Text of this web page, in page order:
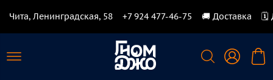
Чита, Ленинградская, 58 +7 924 477-46-75 🚚 Доставка 🗓️